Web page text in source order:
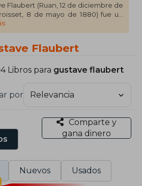
Flaubert (Ruan, 12 de diciembre de
8 de mayo de 1880) fue un
francés. Considerado uno de los
novelistas universales, es
Bovary, además de por su
ejemplo fue su interminable
Flaubert
Libros para gustave flaubert
por
Comparte y
gana dinero
Nuevos Usados